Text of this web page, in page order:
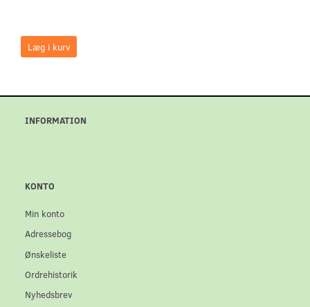
Læg i kurv
INFORMATION
KONTO
Min konto
Adressebog
Ønskeliste
Ordrehistorik
Nyhedsbrev